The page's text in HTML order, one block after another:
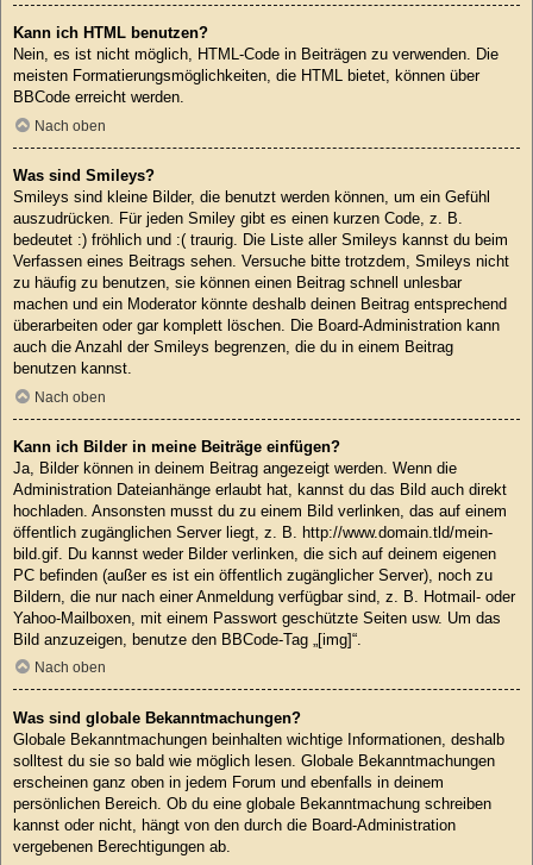
Kann ich HTML benutzen?
Nein, es ist nicht möglich, HTML-Code in Beiträgen zu verwenden. Die
meisten Formatierungsmöglichkeiten, die HTML bietet, können über
BBCode erreicht werden.
Nach oben
Was sind Smileys?
Smileys sind kleine Bilder, die benutzt werden können, um ein Gefühl
auszudrücken. Für jeden Smiley gibt es einen kurzen Code, z. B.
bedeutet :) fröhlich und :( traurig. Die Liste aller Smileys kannst du beim
Verfassen eines Beitrags sehen. Versuche bitte trotzdem, Smileys nicht
zu häufig zu benutzen, sie können einen Beitrag schnell unlesbar
machen und ein Moderator könnte deshalb deinen Beitrag entsprechend
überarbeiten oder gar komplett löschen. Die Board-Administration kann
auch die Anzahl der Smileys begrenzen, die du in einem Beitrag
benutzen kannst.
Nach oben
Kann ich Bilder in meine Beiträge einfügen?
Ja, Bilder können in deinem Beitrag angezeigt werden. Wenn die
Administration Dateianhänge erlaubt hat, kannst du das Bild auch direkt
hochladen. Ansonsten musst du zu einem Bild verlinken, das auf einem
öffentlich zugänglichen Server liegt, z. B. http://www.domain.tld/mein-
bild.gif. Du kannst weder Bilder verlinken, die sich auf deinem eigenen
PC befinden (außer es ist ein öffentlich zugänglicher Server), noch zu
Bildern, die nur nach einer Anmeldung verfügbar sind, z. B. Hotmail- oder
Yahoo-Mailboxen, mit einem Passwort geschützte Seiten usw. Um das
Bild anzuzeigen, benutze den BBCode-Tag „[img]“.
Nach oben
Was sind globale Bekanntmachungen?
Globale Bekanntmachungen beinhalten wichtige Informationen, deshalb
solltest du sie so bald wie möglich lesen. Globale Bekanntmachungen
erscheinen ganz oben in jedem Forum und ebenfalls in deinem
persönlichen Bereich. Ob du eine globale Bekanntmachung schreiben
kannst oder nicht, hängt von den durch die Board-Administration
vergebenen Berechtigungen ab.